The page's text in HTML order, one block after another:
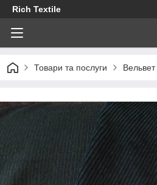
Rich Textile
Товари та послуги Вельвет